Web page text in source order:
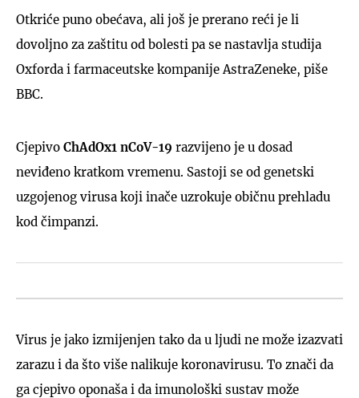
Otkriće puno obećava, ali još je prerano reći je li
dovoljno za zaštitu od bolesti pa se nastavlja studija
Oxforda i farmaceutske kompanije AstraZeneke, piše
BBC.
Cjepivo ChAdOx1 nCoV-19 razvijeno je u dosad
neviđeno kratkom vremenu. Sastoji se od genetski
uzgojenog virusa koji inače uzrokuje običnu prehladu
kod čimpanzi.
Virus je jako izmijenjen tako da u ljudi ne može izazvati
zarazu i da što više nalikuje koronavirusu. To znači da
ga cjepivo oponaša i da imunološki sustav može